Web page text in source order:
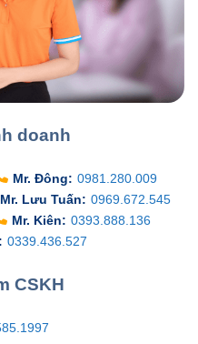
doanh
Mr. Đông: 0981.280.009
Mr. Lưu Tuấn: 0969.672.545
Mr. Kiên: 0393.888.136
0339.436.527
CSKH